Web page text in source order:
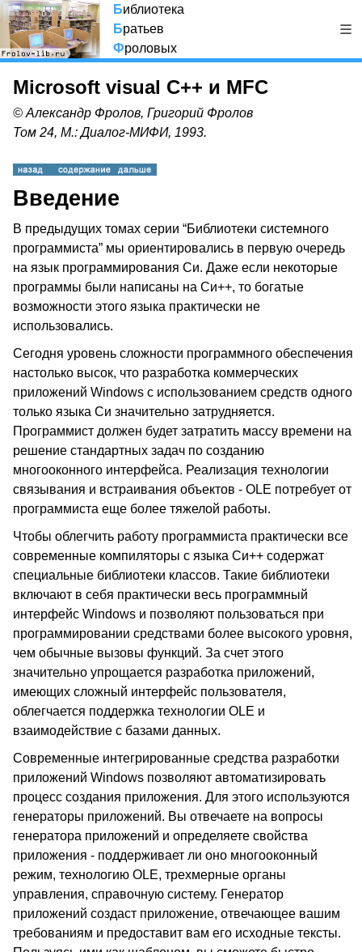
Библиотека
Братьев
Фроловых
Microsoft visual C++ и MFC
© Александр Фролов, Григорий Фролов
Том 24, М.: Диалог-МИФИ, 1993.
Введение
В предыдущих томах серии “Библиотеки системного
программиста” мы ориентировались в первую очередь
на язык программирования Си. Даже если некоторые
программы были написаны на Си++, то богатые
возможности этого языка практически не
использовались.
Сегодня уровень сложности программного обеспечения
настолько высок, что разработка коммерческих
приложений Windows с использованием средств одного
только языка Си значительно затрудняется.
Программист должен будет затратить массу времени на
решение стандартных задач по созданию
многооконного интерфейса. Реализация технологии
связывания и встраивания объектов - OLE потребует от
программиста еще более тяжелой работы.
Чтобы облегчить работу программиста практически все
современные компиляторы с языка Си++ содержат
специальные библиотеки классов. Такие библиотеки
включают в себя практически весь программный
интерфейс Windows и позволяют пользоваться при
программировании средствами более высокого уровня,
чем обычные вызовы функций. За счет этого
значительно упрощается разработка приложений,
имеющих сложный интерфейс пользователя,
облегчается поддержка технологии OLE и
взаимодействие с базами данных.
Современные интегрированные средства разработки
приложений Windows позволяют автоматизировать
процесс создания приложения. Для этого используются
генераторы приложений. Вы отвечаете на вопросы
генератора приложений и определяете свойства
приложения - поддерживает ли оно многооконный
режим, технологию OLE, трехмерные органы
управления, справочную систему. Генератор
приложений создаст приложение, отвечающее вашим
требованиям и предоставит вам его исходные тексты.